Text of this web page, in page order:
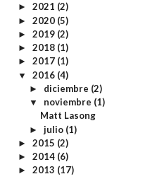
► 2021 (2)
► 2020 (5)
► 2019 (2)
► 2018 (1)
► 2017 (1)
▼ 2016 (4)
► diciembre (2)
▼ noviembre (1)
Matt Lasong
► julio (1)
► 2015 (2)
► 2014 (6)
► 2013 (17)